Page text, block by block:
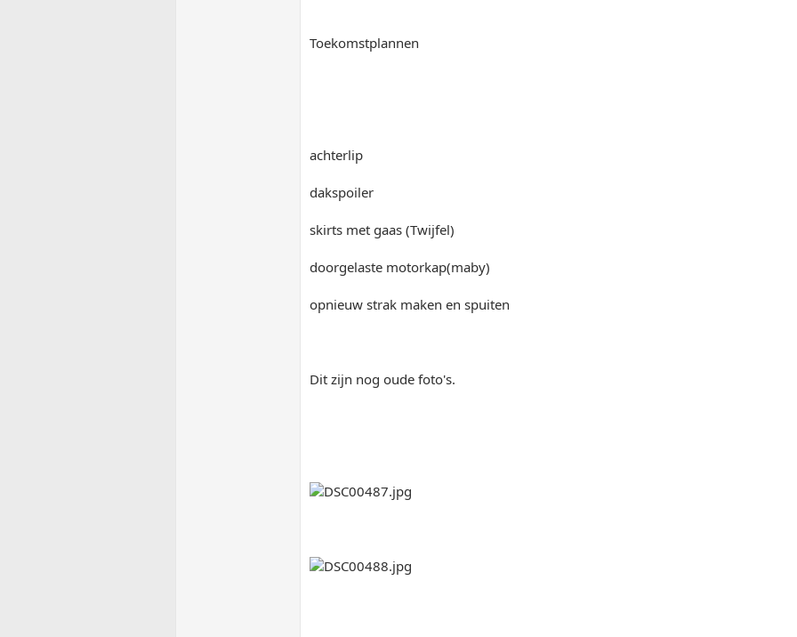
Toekomstplannen
achterlip
dakspoiler
skirts met gaas (Twijfel)
doorgelaste motorkap(maby)
opnieuw strak maken en spuiten
Dit zijn nog oude foto's.